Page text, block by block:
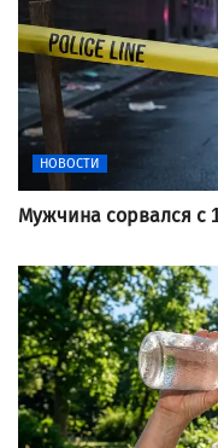
НОВОСТИ
Мужчина сорвался с